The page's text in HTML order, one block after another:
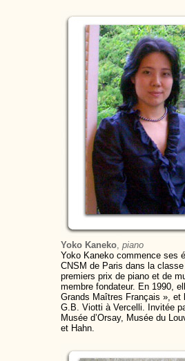
Yoko Kaneko, piano
Yoko Kaneko commence ses
CNSM de Paris dans la
premiers prix de piano et de
membre fondateur. En 1990,
Grands Maîtres Français », et
G.B. Viotti à Vercelli. Invitée
Musée d’Orsay, Musée du
et Hahn.